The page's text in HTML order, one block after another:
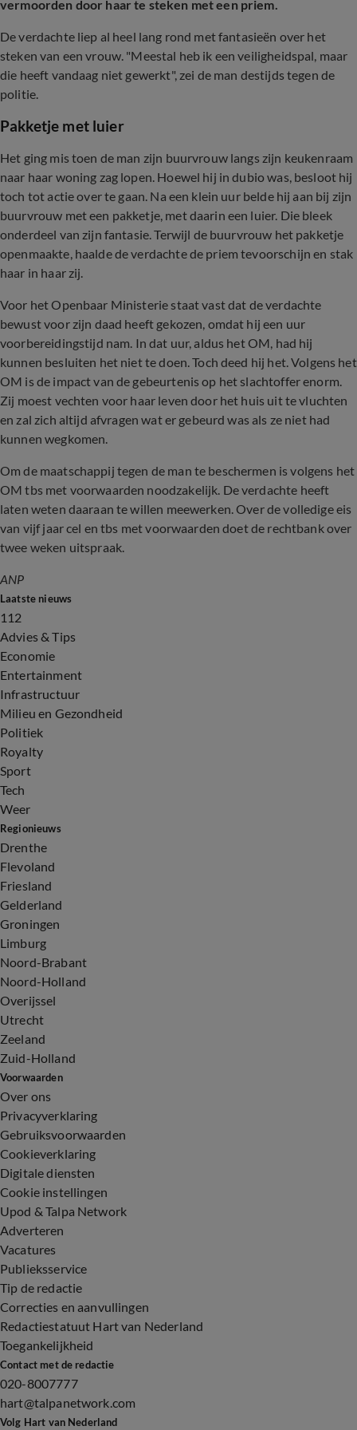
vermoorden door haar te steken met een priem.
De verdachte liep al heel lang rond met fantasieën over het
steken van een vrouw. "Meestal heb ik een veiligheidspal, maar
die heeft vandaag niet gewerkt", zei de man destijds tegen de
politie.
Pakketje met luier
Het ging mis toen de man zijn buurvrouw langs zijn keukenraam
naar haar woning zag lopen. Hoewel hij in dubio was, besloot hij
toch tot actie over te gaan. Na een klein uur belde hij aan bij zijn
buurvrouw met een pakketje, met daarin een luier. Die bleek
onderdeel van zijn fantasie. Terwijl de buurvrouw het pakketje
openmaakte, haalde de verdachte de priem tevoorschijn en stak
haar in haar zij.
Voor het Openbaar Ministerie staat vast dat de verdachte
bewust voor zijn daad heeft gekozen, omdat hij een uur
voorbereidingstijd nam. In dat uur, aldus het OM, had hij
kunnen besluiten het niet te doen. Toch deed hij het. Volgens het
OM is de impact van de gebeurtenis op het slachtoffer enorm.
Zij moest vechten voor haar leven door het huis uit te vluchten
en zal zich altijd afvragen wat er gebeurd was als ze niet had
kunnen wegkomen.
Om de maatschappij tegen de man te beschermen is volgens het
OM tbs met voorwaarden noodzakelijk. De verdachte heeft
laten weten daaraan te willen meewerken. Over de volledige eis
van vijf jaar cel en tbs met voorwaarden doet de rechtbank over
twee weken uitspraak.
ANP
Laatste nieuws
112
Advies & Tips
Economie
Entertainment
Infrastructuur
Milieu en Gezondheid
Politiek
Royalty
Sport
Tech
Weer
Regionieuws
Drenthe
Flevoland
Friesland
Gelderland
Groningen
Limburg
Noord-Brabant
Noord-Holland
Overijssel
Utrecht
Zeeland
Zuid-Holland
Voorwaarden
Over ons
Privacyverklaring
Gebruiksvoorwaarden
Cookieverklaring
Digitale diensten
Cookie instellingen
Upod & Talpa Network
Adverteren
Vacatures
Publieksservice
Tip de redactie
Correcties en aanvullingen
Redactiestatuut Hart van Nederland
Toegankelijkheid
Contact met de redactie
020-8007777
hart@talpanetwork.com
Volg Hart van Nederland